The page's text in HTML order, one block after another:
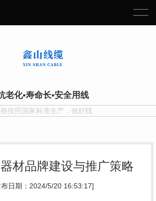
老化▪寿命长▪安全用线
格按照国家标准生产，做好线
材品牌建设与推广策略
布日期：2024/5/20 16:53:17]